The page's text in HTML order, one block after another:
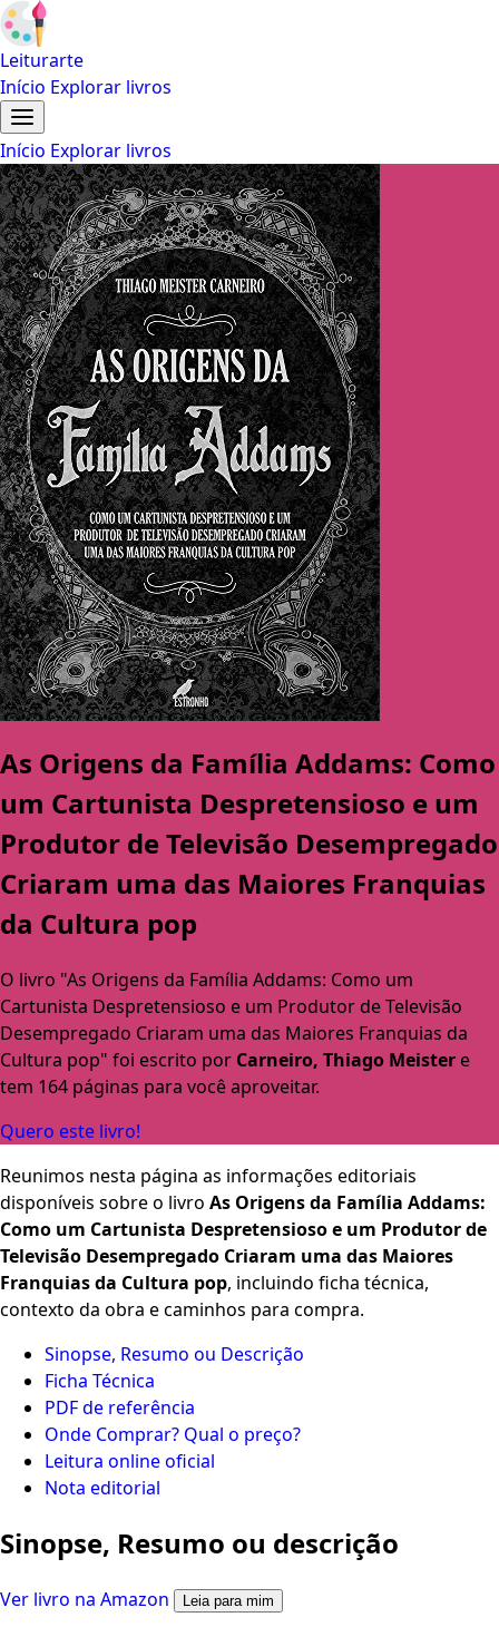
Leiturarte
Início Explorar livros
Início Explorar livros
As Origens da Família Addams: Como
um Cartunista Despretensioso e um
Produtor de Televisão Desempregado
Criaram uma das Maiores Franquias
da Cultura pop
O livro "As Origens da Família Addams: Como um
Cartunista Despretensioso e um Produtor de Televisão
Desempregado Criaram uma das Maiores Franquias da
Cultura pop" foi escrito por Carneiro, Thiago Meister e
tem 164 páginas para você aproveitar.
Quero este livro!
Reunimos nesta página as informações editoriais
disponíveis sobre o livro As Origens da Família Addams:
Como um Cartunista Despretensioso e um Produtor de
Televisão Desempregado Criaram uma das Maiores
Franquias da Cultura pop, incluindo ficha técnica,
contexto da obra e caminhos para compra.
Sinopse, Resumo ou Descrição
Ficha Técnica
PDF de referência
Onde Comprar? Qual o preço?
Leitura online oficial
Nota editorial
Sinopse, Resumo ou descrição
Ver livro na Amazon Leia para mim